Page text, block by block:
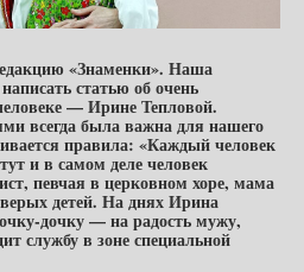
«Знаменки». Наша
статью об очень
— Ирине Тепловой.
всегда была важна для нашего
правила: «Каждый человек
и в самом деле человек
певчая в церковном хоре, мама
детей. На днях Ирина
дочку — на радость мужу,
службу в зоне специальной